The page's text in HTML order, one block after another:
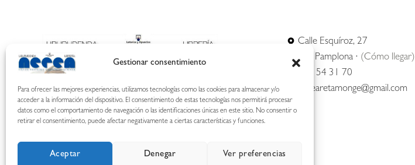
Gestionar consentimiento
Para ofrecer las mejores experiencias, utilizamos tecnologías como las cookies para almacenar y/o
acceder a la información del dispositivo. El consentimiento de estas tecnologías nos permitirá procesar
datos como el comportamiento de navegación o las identificaciones únicas en este sitio. No consentir o
retirar el consentimiento, puede afectar negativamente a ciertas características y funciones.
Aceptar Denegar Ver preferencias
Calle Esquíroz, 27
31007 Pamplona · (Cómo llegar)
687 54 31 70
nerearetamonge@gmail.com